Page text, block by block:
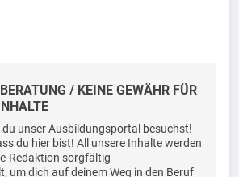
/ KEINE GEWÄHR FÜR
du unser Ausbildungsportal besuchst!
du hier bist! All unsere Inhalte werden
Redaktion sorgfältig
um dich auf deinem Weg in den Beruf